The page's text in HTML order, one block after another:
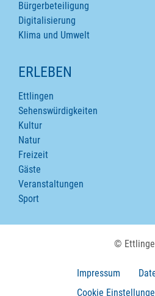
Bürgerbeteiligung
Digitalisierung
Klima und Umwelt
ERLEBEN
Ettlingen
Sehenswürdigkeiten
Kultur
Natur
Freizeit
Gäste
Veranstaltungen
Sport
©
Impressum
Cookie